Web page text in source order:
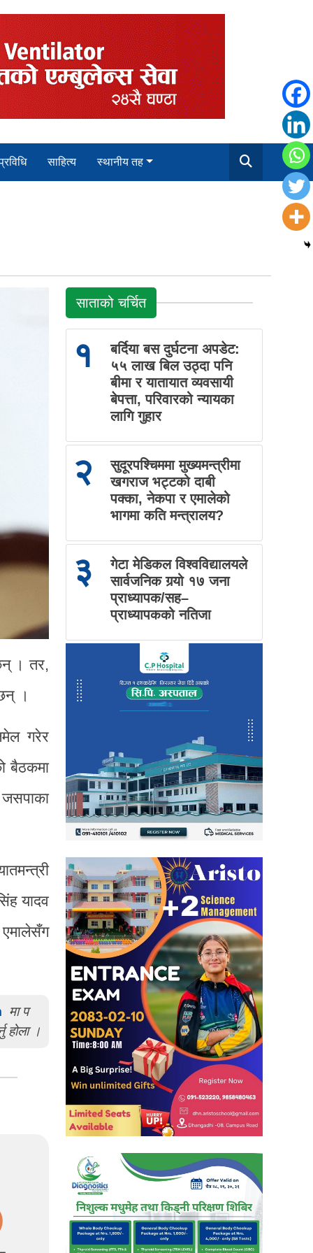
साहित्य स्थानीय तह
। तर,
।
गरेर
बैठकमा
जसपाका
यादव
एमालेसँग
मा प
होला ।
साताको चर्चित
१
बर्दिया बस दुर्घटना अपडेट:
५५ लाख बिल उठ्दा पनि
बीमा र यातायात व्यवसायी
बेपत्ता, परिवारको न्यायका
लागि गुहार
२
सुदूरपश्चिममा मुख्यमन्त्रीमा
खगराज भट्टको दाबी
पक्का, नेकपा र एमालेको
भागमा कति मन्त्रालय?
३
गेटा मेडिकल विश्वविद्यालयले
सार्वजनिक गर्‍यो १७ जना
प्राध्यापक/सह–
प्राध्यापकको नतिजा